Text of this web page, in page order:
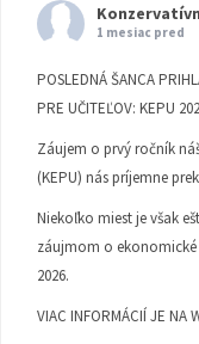
1 mesiac pred
POSLEDNÁ ŠANCA
PRE UČITEĽOV: KEPU
Záujem o prvý ročník
(KEPU) nás príjemne
Niekoľko miest je však
záujmom o ekonomické
2026.
VIAC INFORMÁCIÍ JE NA